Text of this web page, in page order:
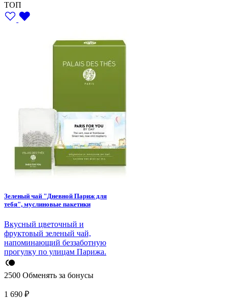
ТОП
Зеленый чай "Дневной Париж для
тебя", муслиновые пакетики
Вкусный цветочный и
фруктовый зеленый чай,
напоминающий беззаботную
прогулку по улицам Парижа.
2500 Обменять за бонусы
1 690 ₽